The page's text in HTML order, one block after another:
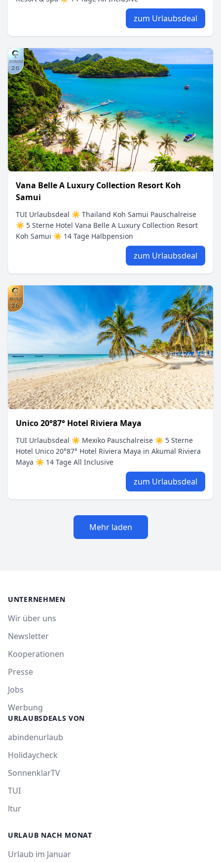
zum Urlaubsdeal
Vana Belle A Luxury Collection Resort Koh
Samui
TUI Urlaubsdeal ☀ Thailand Koh Samui Pauschalreise
☀ 5 Sterne Hotel Vana Belle A Luxury Collection Resort
Koh Samui ☀ 14 Tage Halbpension
zum Urlaubsdeal
Unico 20°87° Hotel Riviera Maya
TUI Urlaubsdeal ☀ Mexiko Pauschalreise ☀ 5 Sterne
Hotel Unico 20°87° Hotel Riviera Maya in Akumal Riviera
Maya ☀ 14 Tage All Inclusive
zum Urlaubsdeal
Mehr laden
UNTERNEHMEN
Wir über uns
Newsletter
Kooperationen
Presse
Jobs
Werbung
URLAUBSDEALS VON
abindenurlaub
Holidaycheck
SonnenklarTV
TUI
ltur
URLAUB NACH MONAT
Urlaub im Januar